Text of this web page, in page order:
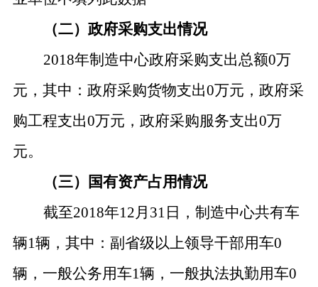
（二）政府采购支出情况
2018年制造中心政府采购支出总额0万
元，其中：政府采购货物支出0万元，政府采
购工程支出0万元，政府采购服务支出0万
元。
（三）国有资产占用情况
截至2018年12月31日，制造中心共有车
辆1辆，其中：副省级以上领导干部用车0
辆，一般公务用车1辆，一般执法执勤用车0